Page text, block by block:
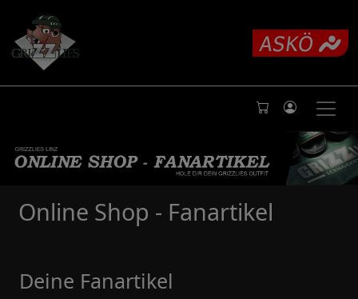
Online Shop - Fanartikel
Deine Fanartikel